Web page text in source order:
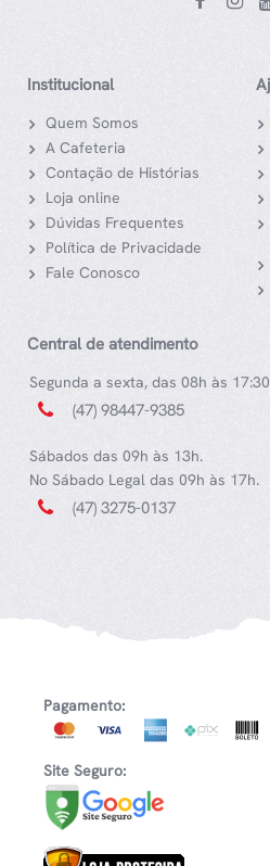
Institucional
Quem Somos
A Cafeteria
Contação de Histórias
Loja online
Dúvidas Frequentes
Política de Privacidade
Fale Conosco
Central de atendimento
Segunda a sexta, das 08h às
(47) 98447-9385
Sábados das 09h às 13h.
No Sábado Legal das 09h às 17h.
(47) 3275-0137
Pagamento:
Site Seguro: